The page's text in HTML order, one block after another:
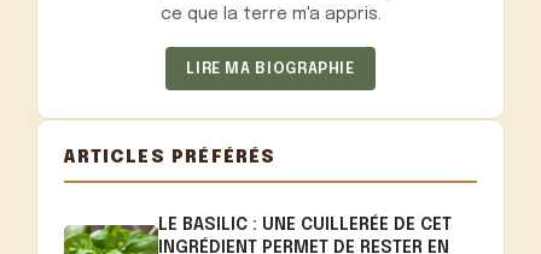
ce que la terre m'a appris.
LIRE MA BIOGRAPHIE
ARTICLES PRÉFÉRÉS
LE BASILIC : UNE CUILLERÉE DE CET
INGRÉDIENT PERMET DE RESTER EN